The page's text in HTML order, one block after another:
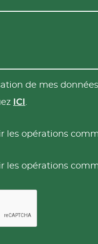
de mes
ICI .
les opérations
les opérations